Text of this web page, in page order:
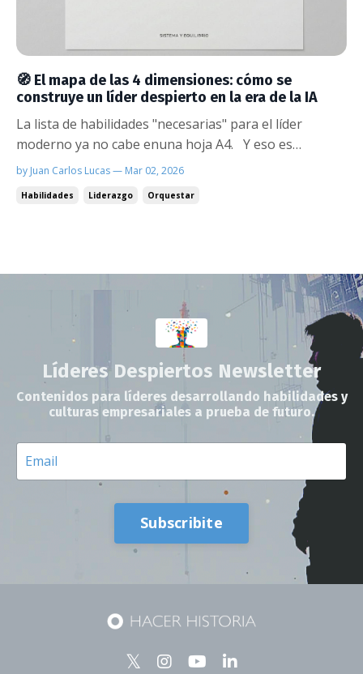
🧭 El mapa de las 4 dimensiones: cómo se
construye un líder despierto en la era de la IA
La lista de habilidades "necesarias" para el líder
moderno ya no cabe enuna hoja A4. Y eso es
exactamente el problema. Cada semana aparece un
de competencias que "todo líder debe desarrollar".
by Juan Carlos Lucas — Mar 02, 2026
Habilidades Liderazgo Orquestar
Líderes Despiertos Newsletter
Contenidos para líderes desarrollando habilidades y
culturas empresariales a prueba de futuro.
Subscribite